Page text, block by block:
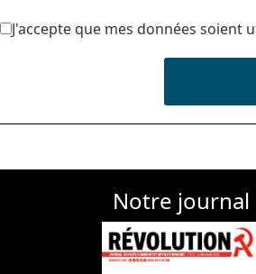
J'accepte que mes données soient
Notre journal